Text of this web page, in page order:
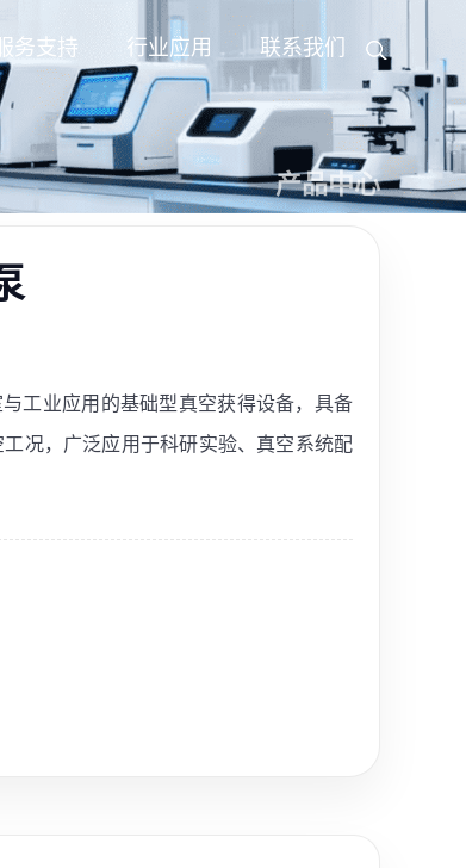
务支持 行业应用 联系我们
产品中心
工业应用的基础型真空获得设备，具备
况，广泛应用于科研实验、真空系统配